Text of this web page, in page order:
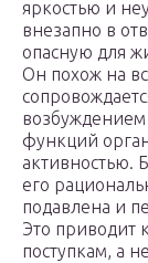
яркостью и
внезапно в
опасную для
Он похож на
функций
активностью.
его
подавлена и
Это приводит
поступкам, а